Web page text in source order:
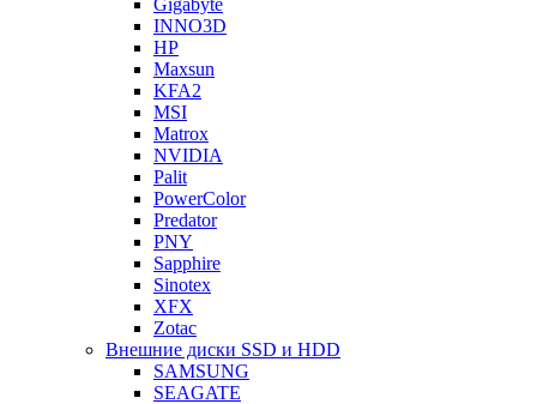
Gigabyte
INNO3D
HP
Maxsun
KFA2
MSI
Matrox
NVIDIA
Palit
PowerColor
Predator
PNY
Sapphire
Sinotex
XFX
Zotac
Внешние диски SSD и HDD
SAMSUNG
SEAGATE